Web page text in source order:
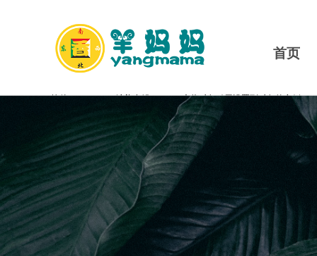
首页
控件[tem_25_34]渲染出错,Source:未将对象引用设置到对象的实例。
控件[tem_25_34]渲染出错,Source:未将对象引用设置到对象的实例。